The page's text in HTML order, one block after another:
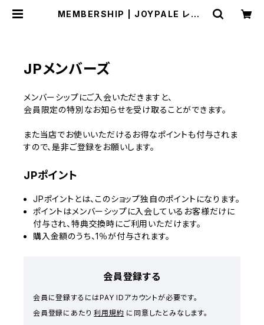
MEMBERSHIP | JOYPALE レディ
JPメンバーズ
メンバーシップにご入会いただきますと、
会員限定の特別なお知らせを受け取ることができます。
また当店でお使いいただけるお得なポイントも付与されま
すので、是非ご登録をお願いします。
JPポイント
JPポイントとは、このショップ独自のポイントになります。
ポイントはメンバーシップに入会しているお客様だけに
付与され、特典交換時にご利用いただけます。
購入金額のうち、1％が付与されます。
会員登録する
会員に登録するにはPAY IDアカウントが必要です。
会員登録にあたり利用規約 に同意したとみなします。